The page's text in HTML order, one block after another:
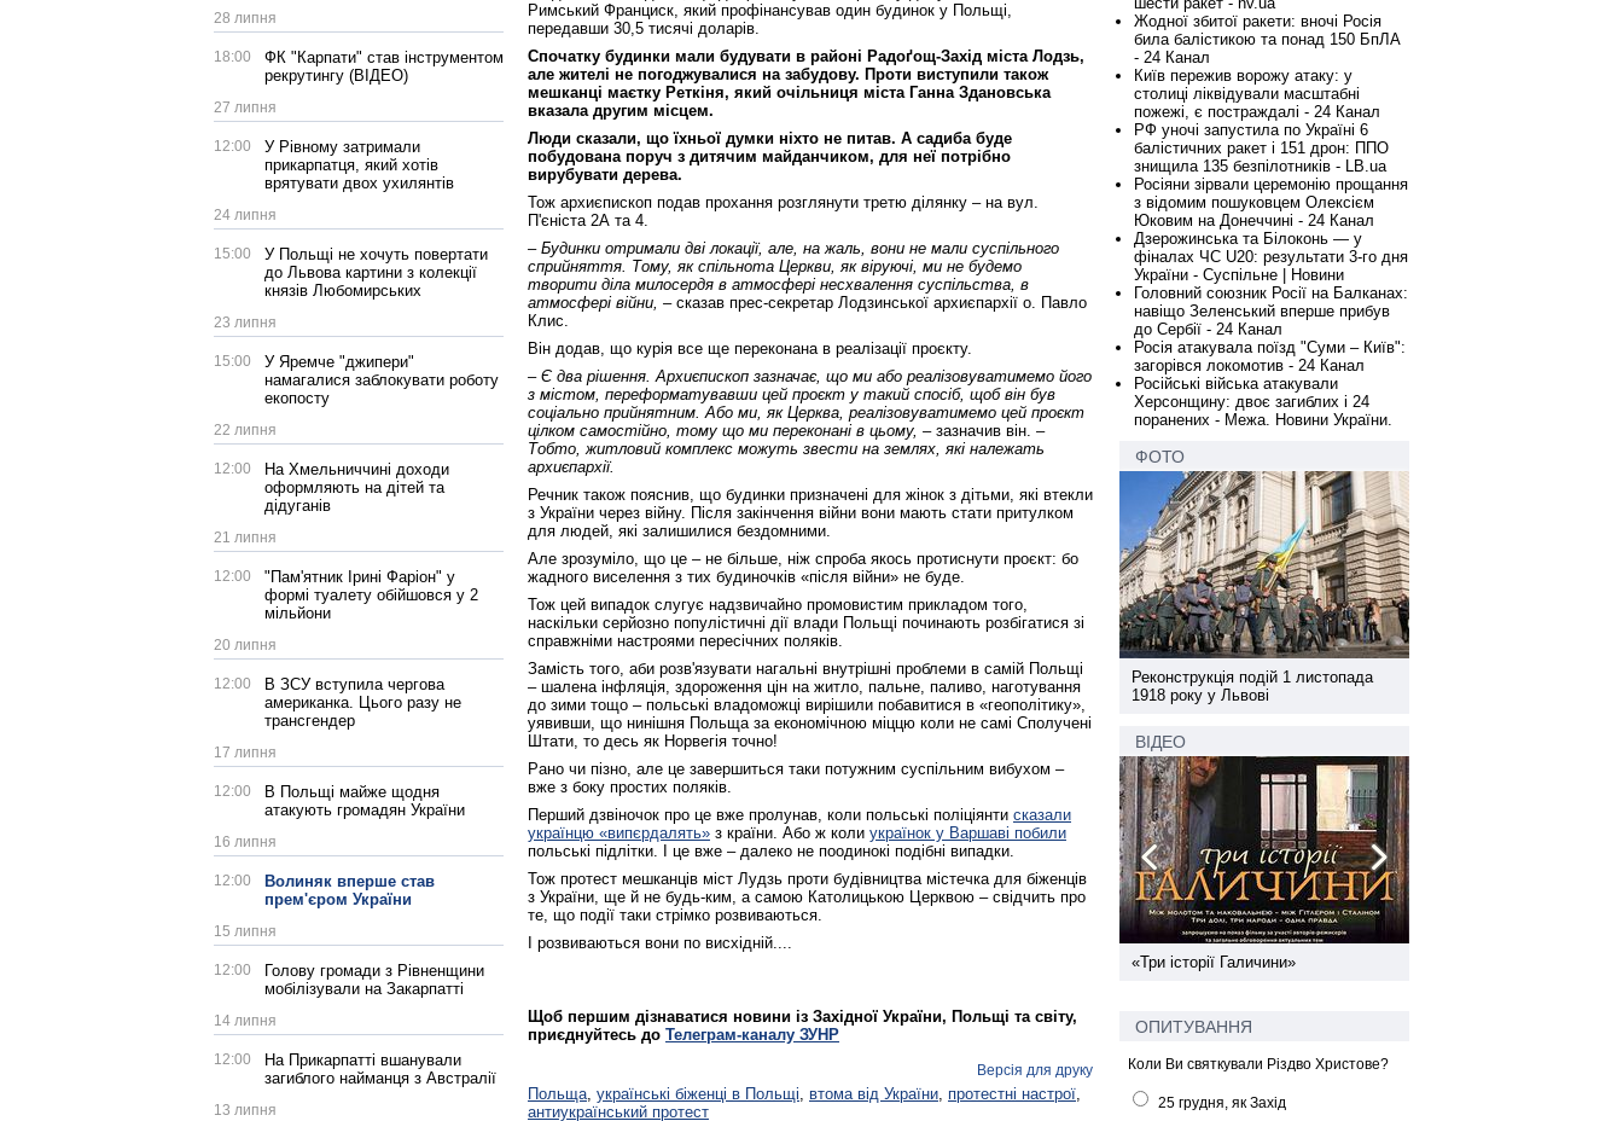
28 липня
18:00
ФК "Карпати" став інструментом
рекрутингу (ВІДЕО)
27 липня
12:00
У Рівному затримали
прикарпатця, який хотів
врятувати двох ухилянтів
24 липня
15:00
У Польщі не хочуть повертати
до Львова картини з колекції
князів Любомирських
23 липня
15:00
У Яремче "джипери"
намагалися заблокувати роботу
екопосту
22 липня
12:00
На Хмельниччині доходи
оформляють на дітей та
дідуганів
21 липня
12:00
"Пам'ятник Ірині Фаріон" у
формі туалету обійшовся у 2
мільйони
20 липня
12:00
В ЗСУ вступила чергова
американка. Цього разу не
трансгендер
17 липня
12:00
В Польщі майже щодня
атакують громадян України
16 липня
12:00
Волиняк вперше став
прем'єром України
15 липня
12:00
Голову громади з Рівненщини
мобілізували на Закарпатті
14 липня
12:00
На Прикарпатті вшанували
загиблого найманця з Австралії
13 липня
Римський Франциск, який профінансував один будинок у Польщі,
передавши 30,5 тисячі доларів.
Спочатку будинки мали будувати в районі Радоґощ-Захід міста Лодзь,
але жителі не погоджувалися на забудову. Проти виступили також
мешканці маєтку Реткіня, який очільниця міста Ганна Здановська
вказала другим місцем.
Люди сказали, що їхньої думки ніхто не питав. А садиба буде
побудована поруч з дитячим майданчиком, для неї потрібно
вирубувати дерева.
Тож архиєпископ подав прохання розглянути третю ділянку – на вул.
П'єніста 2А та 4.
– Будинки отримали дві локації, але, на жаль, вони не мали суспільного
сприйняття. Тому, як спільнота Церкви, як віруючі, ми не будемо
творити діла милосердя в атмосфері несхвалення суспільства, в
атмосфері війни, –сказав прес-секретар Лодзинської архиєпархії о. Павло
Клис.
Він додав, що курія все ще переконана в реалізації проєкту.
– Є два рішення. Архиєпископ зазначає, що ми або реалізовуватимемо його
з містом, переформатувавши цей проєкт у такий спосіб, щоб він був
соціально прийнятним. Або ми, як Церква, реалізовуватимемо цей проєкт
цілком самостійно, тому що ми переконані в цьому, – зазначив він. –
Тобто, житловий комплекс можуть звести на землях, які належать
архиєпархії.
Речник також пояснив, що будинки призначені для жінок з дітьми, які втекли
з України через війну. Після закінчення війни вони мають стати притулком
для людей, які залишилися бездомними.
Але зрозуміло, що це – не більше, ніж спроба якось протиснути проєкт: бо
жадного виселення з тих будиночків «після війни» не буде.
Тож цей випадок слугує надзвичайно промовистим прикладом того,
наскільки серйозно популістичні дії влади Польщі починають розбігатися зі
справжніми настроями пересічних поляків.
Замість того, аби розв'язувати нагальні внутрішні проблеми в самій Польщі
– шалена інфляція, здороження цін на житло, пальне, паливо, наготування
до зими тощо – польські владоможці вирішили побавитися в «геополітику»,
уявивши, що нинішня Польща за економічною міццю коли не самі Сполучені
Штати, то десь як Норвегія точно!
Рано чи пізно, але це завершиться таки потужним суспільним вибухом –
вже з боку простих поляків.
Перший дзвіночок про це вже пролунав, коли польські поліціянти сказали
українцю «випєрдалять» з країни. Або ж коли українок у Варшаві побили
польські підлітки. І це вже – далеко не поодинокі подібні випадки.
Тож протест мешканців міст Лудзь проти будівництва містечка для біженців
з України, ще й не будь‑ким, а самою Католицькою Церквою – свідчить про
те, що події таки стрімко розвиваються.
І розвиваються вони по висхідній....
Щоб першим дізнаватися новини із Західної України, Польщі та світу,
приєднуйтесь до Телеграм-каналу ЗУНР
Версія для друку
Польща, українські біженці в Польщі, втома від України, протестні настрої,
антиукраїнський протест
Жодної збитої ракети: вночі Росія
била балістикою та понад 150 БпЛА
- 24 Канал
Київ пережив ворожу атаку: у
столиці ліквідували масштабні
пожежі, є постраждалі - 24 Канал
РФ уночі запустила по Україні 6
балістичних ракет і 151 дрон: ППО
знищила 135 безпілотників - LB.ua
Росіяни зірвали церемонію прощання
з відомим пошуковцем Олексієм
Юковим на Донеччині - 24 Канал
Дзерожинська та Білоконь — у
фіналах ЧС U20: результати 3-го дня
України - Суспільне | Новини
Головний союзник Росії на Балканах:
навіщо Зеленський вперше прибув
до Сербії - 24 Канал
Росія атакувала поїзд "Суми – Київ":
загорівся локомотив - 24 Канал
Російські війська атакували
Херсонщину: двоє загиблих і 24
поранених - Межа. Новини України.
ФОТО
Реконструкція подій 1 листопада
1918 року у Львові
Реконструкція подій 1 листопада
1918 року у Львові
ВІДЕО
«Три історії Галичини»
ОПИТУВАННЯ
Коли Ви святкували Різдво Христове?
25 грудня, як Захід